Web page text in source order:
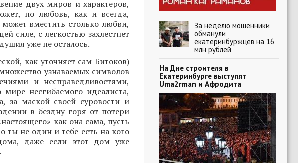
двух миров и характеров,
но любовь, как и всегда,
вместить столько любви,
силе, с легкостью захлестнет
уже не осталось.
как уточняет сам Битоков)
узнаваемых символов
и несправедливостями,
несгибаемого идеалиста,
за маской своей суровости и
в бездну горя от потери
как она сама, пусть
ты не один и тебе есть на кого
даже если этот дом уже
За неделю мошенники
обманули
екатеринбуржцев на 16
млн рублей
На Дне строителя в
Екатеринбурге выступят
Uma2rman и Афродита